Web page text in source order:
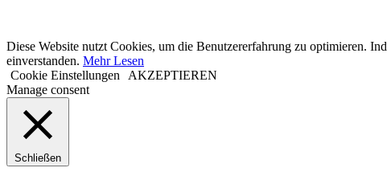
Diese Website nutzt Cookies, um die Benutzererfahrung zu optimieren.
einverstanden. Mehr Lesen
Cookie Einstellungen
AKZEPTIEREN
Manage consent
Schließen